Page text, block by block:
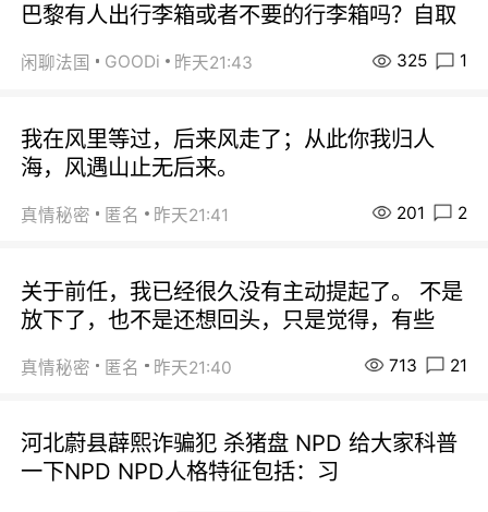
巴黎有人出行李箱或者不要的行李箱吗？自取
闲聊法国 GOODi 昨天21:43 325 1
我在风里等过，后来风走了；从此你我归人
海，风遇山止无后来。
真情秘密 匿名 昨天21:41 201 2
关于前任，我已经很久没有主动提起了。 不是
放下了，也不是还想回头，只是觉得，有些
真情秘密 匿名 昨天21:40 713 21
河北蔚县薜熙诈骗犯 杀猪盘 NPD 给大家科普
一下NPD NPD人格特征包括：习